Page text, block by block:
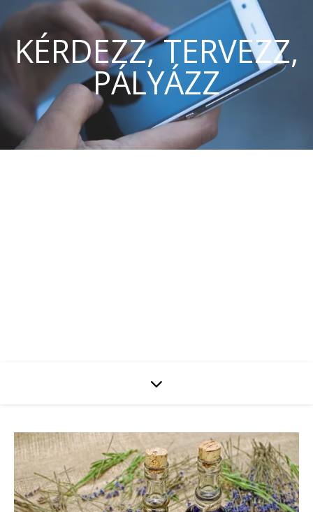
KÉRDEZZ, TERVEZZ,
PÁLYÁZZ